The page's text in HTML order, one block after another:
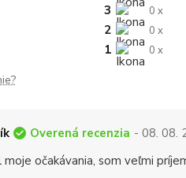
3 0 x
2 0 x
1 0 x
Overená recenzia - 08. 08.
očakávania, som veľmi